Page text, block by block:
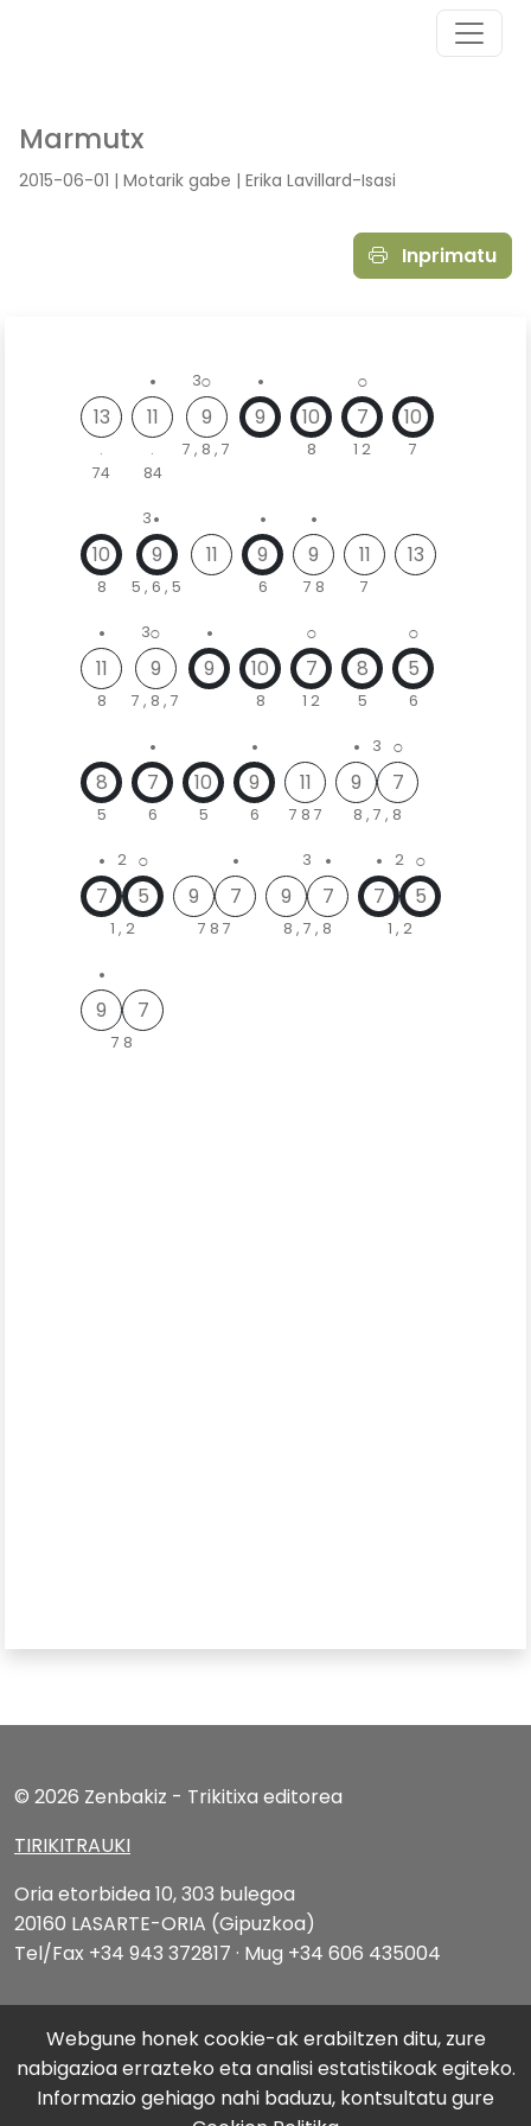
Marmutx
2015-06-01 | Motarik gabe | Erika Lavillard-Isasi
Inprimatu
13
.
74
•
11
.
84
3○
9
7 , 8 , 7
•
9
10
8
○
7
1 2
10
7
10
8
3•
9
5 , 6 , 5
11
•
9
6
•
9
7 8
11
7
13
•
11
8
3○
9
7 , 8 , 7
•
9
10
8
○
7
1 2
8
5
○
5
6
8
5
•
7
6
10
5
•
9
6
11
7 8 7
3
•
9
○
7
8 , 7 , 8
2
•
7
○
5
1 , 2
9
•
7
7 8 7
3
9
•
7
8 , 7 , 8
2
•
7
○
5
1 , 2
•
9
7
7 8
© 2026 Zenbakiz - Trikitixa editorea
TIRIKITRAUKI
Oria etorbidea 10, 303 bulegoa
20160 LASARTE-ORIA (Gipuzkoa)
Tel/Fax +34 943 372817 · Mug +34 606 435004
Webgune honek cookie-ak erabiltzen ditu, zure
nabigazioa errazteko eta analisi estatistikoak egiteko.
Informazio gehiago nahi baduzu, kontsultatu gure